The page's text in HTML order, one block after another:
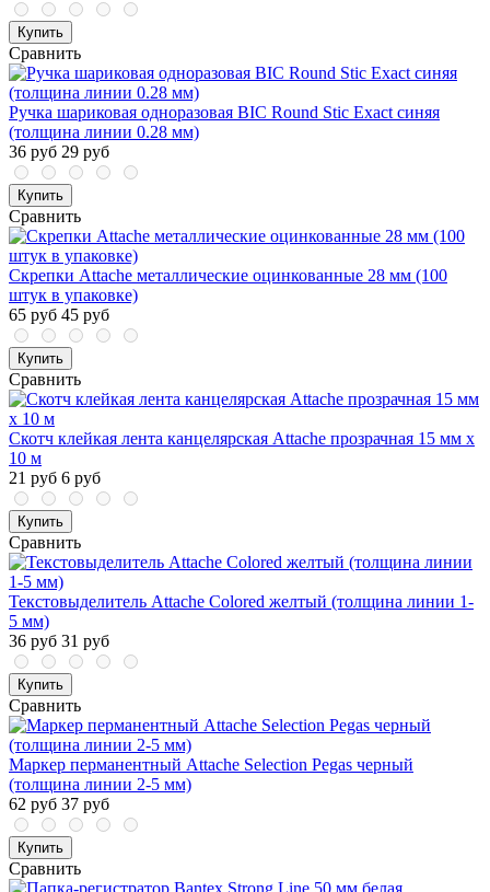
Купить
Сравнить
Ручка шариковая одноразовая BIC Round Stic Exact синяя
(толщина линии 0.28 мм)
36 руб 29 руб
Купить
Сравнить
Скрепки Attache металлические оцинкованные 28 мм (100
штук в упаковке)
65 руб 45 руб
Купить
Сравнить
Скотч клейкая лента канцелярская Attache прозрачная 15 мм х
10 м
21 руб 6 руб
Купить
Сравнить
Текстовыделитель Attache Colored желтый (толщина линии 1-
5 мм)
36 руб 31 руб
Купить
Сравнить
Маркер перманентный Attache Selection Pegas черный
(толщина линии 2-5 мм)
62 руб 37 руб
Купить
Сравнить